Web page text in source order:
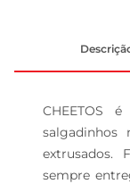
CHEETOS
extrusados.
sempre